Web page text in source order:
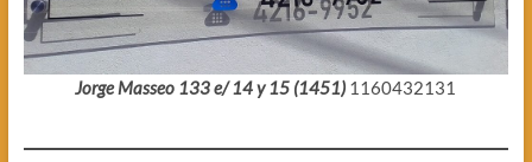
Jorge Masseo 133 e/ 14 y 15 (1451) 1160432131